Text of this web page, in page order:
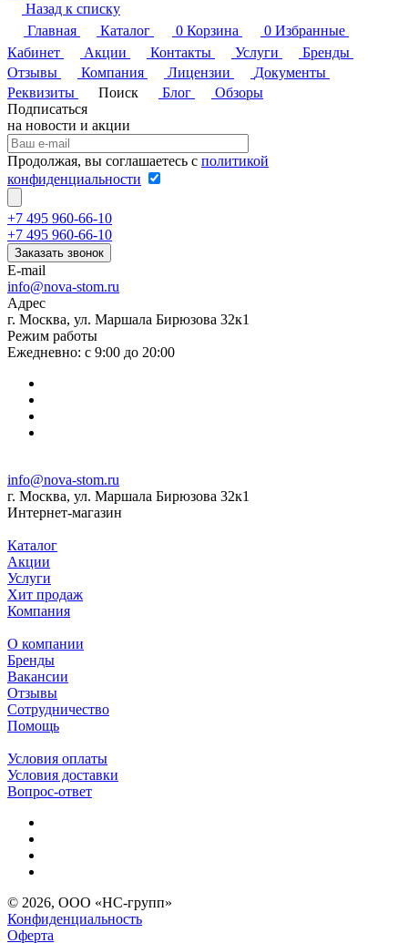
Назад к списку
Главная
Каталог 0 Корзина 0 Избранные
Кабинет
Акции Контакты Услуги
Бренды
Отзывы
Компания Лицензии
Документы
Реквизиты
Поиск Блог
Обзоры
Подписаться
на новости и акции
Продолжая, вы соглашаетесь с политикой
конфиденциальности
+7 495 960-66-10
+7 495 960-66-10
Заказать звонок
E-mail
info@nova-stom.ru
Адрес
г. Москва, ул. Маршала Бирюзова 32к1
Режим работы
Ежедневно: с 9:00 до 20:00
info@nova-stom.ru
г. Москва, ул. Маршала Бирюзова 32к1
Интернет-магазин
Каталог
Акции
Услуги
Хит продаж
Компания
О компании
Бренды
Вакансии
Отзывы
Сотрудничество
Помощь
Условия оплаты
Условия доставки
Вопрос-ответ
© 2026, ООО «НС-групп»
Конфиденциальность
Оферта